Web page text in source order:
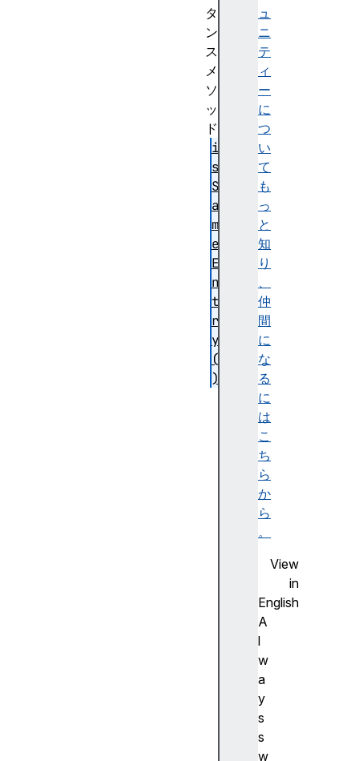
ュ
ニ
テ
ィ
ー
に
つ
い
て
も
っ
と
知
り
、
仲
間
に
な
る
に
は
こ
ち
ら
か
ら
。
View
in
English
A
l
w
a
y
s
s
w
タ
ン
ス
メ
ソ
ッ
ド
i
s
S
a
m
e
E
n
t
r
y
(
)